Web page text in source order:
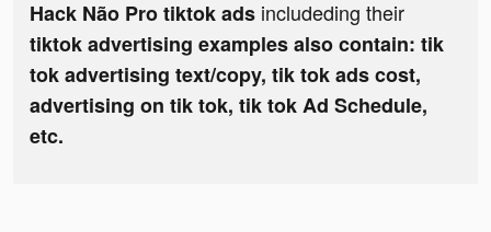
Hack Não Pro tiktok ads includeding their
tiktok advertising examples also contain: tik
tok advertising text/copy, tik tok ads cost,
advertising on tik tok, tik tok Ad Schedule,
etc.